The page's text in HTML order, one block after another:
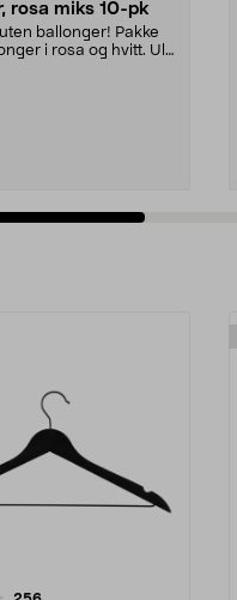
rosa miks 10-pk
ballonger! Pakke
i rosa og hvitt. Ulik